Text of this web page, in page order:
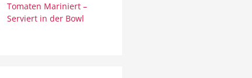
Tomaten Mariniert –
Serviert in der Bowl